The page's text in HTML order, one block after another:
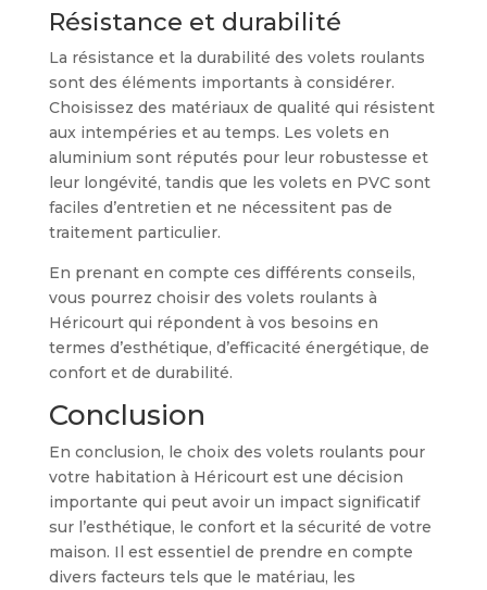
Résistance et durabilité
La résistance et la durabilité des volets roulants
sont des éléments importants à considérer.
Choisissez des matériaux de qualité qui résistent
aux intempéries et au temps. Les volets en
aluminium sont réputés pour leur robustesse et
leur longévité, tandis que les volets en PVC sont
faciles d’entretien et ne nécessitent pas de
traitement particulier.
En prenant en compte ces différents conseils,
vous pourrez choisir des volets roulants à
Héricourt qui répondent à vos besoins en
termes d’esthétique, d’efficacité énergétique, de
confort et de durabilité.
Conclusion
En conclusion, le choix des volets roulants pour
votre habitation à Héricourt est une décision
importante qui peut avoir un impact significatif
sur l’esthétique, le confort et la sécurité de votre
maison. Il est essentiel de prendre en compte
divers facteurs tels que le matériau, les